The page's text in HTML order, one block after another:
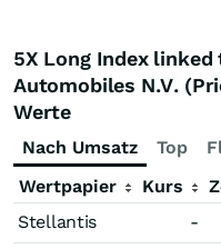
5X Long Index
Automobiles N.V.
Werte
Nach Umsatz Top
Wertpapier
Kurs
Stellantis
-